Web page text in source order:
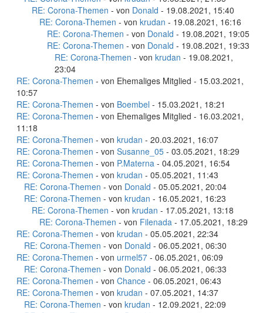
RE: Corona-Themen - von Donald - 19.08.2021, 15:40
RE: Corona-Themen - von krudan - 19.08.2021, 16:16
RE: Corona-Themen - von Donald - 19.08.2021, 19:05
RE: Corona-Themen - von Donald - 19.08.2021, 19:33
RE: Corona-Themen - von krudan - 19.08.2021,
23:04
RE: Corona-Themen - von Ehemaliges Mitglied - 15.03.2021,
10:57
RE: Corona-Themen - von Boembel - 15.03.2021, 18:21
RE: Corona-Themen - von Ehemaliges Mitglied - 16.03.2021,
11:18
RE: Corona-Themen - von krudan - 20.03.2021, 16:07
RE: Corona-Themen - von Susanne_05 - 03.05.2021, 18:29
RE: Corona-Themen - von P.Materna - 04.05.2021, 16:54
RE: Corona-Themen - von krudan - 05.05.2021, 11:43
RE: Corona-Themen - von Donald - 05.05.2021, 20:04
RE: Corona-Themen - von krudan - 16.05.2021, 16:23
RE: Corona-Themen - von krudan - 17.05.2021, 13:18
RE: Corona-Themen - von Filenada - 17.05.2021, 18:29
RE: Corona-Themen - von krudan - 05.05.2021, 22:34
RE: Corona-Themen - von Donald - 06.05.2021, 06:30
RE: Corona-Themen - von urmel57 - 06.05.2021, 06:09
RE: Corona-Themen - von Donald - 06.05.2021, 06:33
RE: Corona-Themen - von Chance - 06.05.2021, 06:43
RE: Corona-Themen - von krudan - 07.05.2021, 14:37
RE: Corona-Themen - von krudan - 12.09.2021, 22:09